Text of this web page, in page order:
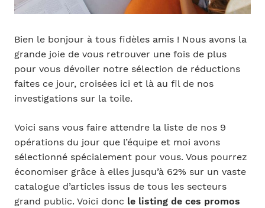
Bien le bonjour à tous fidèles amis ! Nous avons la
grande joie de vous retrouver une fois de plus
pour vous dévoiler notre sélection de réductions
faites ce jour, croisées ici et là au fil de nos
investigations sur la toile.
Voici sans vous faire attendre la liste de nos 9
opérations du jour que l’équipe et moi avons
sélectionné spécialement pour vous. Vous pourrez
économiser grâce à elles jusqu’à 62% sur un vaste
catalogue d’articles issus de tous les secteurs
grand public. Voici donc le listing de ces promos